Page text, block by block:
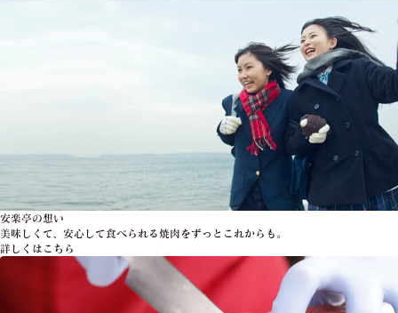
安楽亭の想い
美味しくて、安心して食べられる焼肉をずっとこれからも。
詳しくはこちら